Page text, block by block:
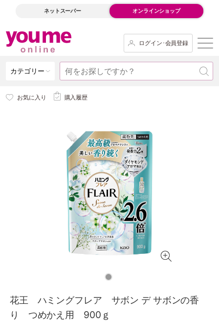
ネットスーパー オンラインショップ
ログイン･会員登録
カテゴリー
お気に入り 購入履歴
花王 ハミングフレア サボン デ サボンの香
り つめかえ用 900ｇ